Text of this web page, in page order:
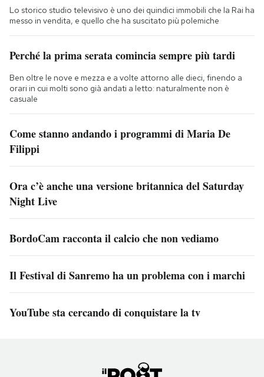
Lo storico studio televisivo è uno dei quindici immobili che la Rai ha
messo in vendita, e quello che ha suscitato più polemiche
Perché la prima serata comincia sempre più tardi
Ben oltre le nove e mezza e a volte attorno alle dieci, finendo a
orari in cui molti sono già andati a letto: naturalmente non è
casuale
Come stanno andando i programmi di Maria De
Filippi
Ora c’è anche una versione britannica del Saturday
Night Live
BordoCam racconta il calcio che non vediamo
Il Festival di Sanremo ha un problema con i marchi
YouTube sta cercando di conquistare la tv